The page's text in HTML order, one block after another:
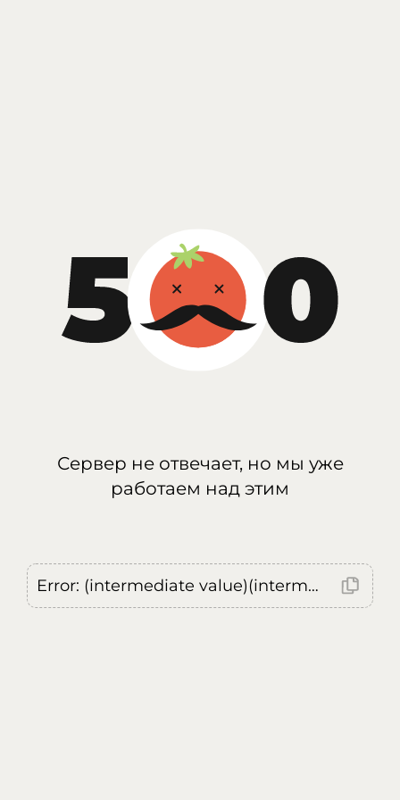
Сервер не отвечает, но мы уже
работаем над этим
Error: (intermediate value)(intermediate value)(intermediate value).replaceAll is not a function